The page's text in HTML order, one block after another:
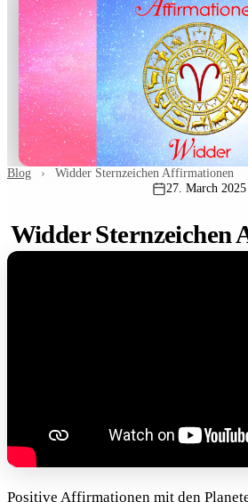
Blog › Widder Sternzeichen Affirmationen
27. March 2025
Widder Sternzeichen
Positive Affirmationen mit den